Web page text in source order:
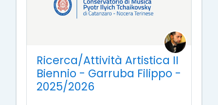
Ricerca/Attività Artistica II
Biennio - Garruba Filippo -
2025/2026